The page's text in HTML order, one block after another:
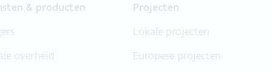
& producten
overheid
Projecten
Lokale projecten
Europese projecten